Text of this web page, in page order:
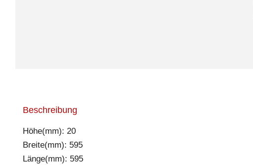
Beschreibung
Höhe(mm): 20
Breite(mm): 595
Länge(mm): 595